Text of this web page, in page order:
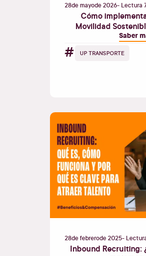
28demayode2026- Lectura
Cómo
Movilidad
Saber
# UP TRANSPORTE
28defebrerode2025-
Inbound Recruiting: